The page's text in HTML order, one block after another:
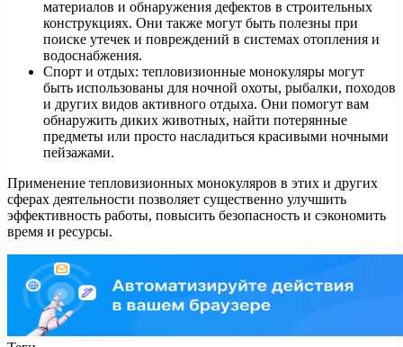
материалов и обнаружения дефектов в строительных
конструкциях. Они также могут быть полезны при
поиске утечек и повреждений в системах отопления и
водоснабжения.
Спорт и отдых: тепловизионные монокуляры могут
быть использованы для ночной охоты, рыбалки, походов
и других видов активного отдыха. Они помогут вам
обнаружить диких животных, найти потерянные
предметы или просто насладиться красивыми ночными
пейзажами.
Применение тепловизионных монокуляров в этих и других
сферах деятельности позволяет существенно улучшить
эффективность работы, повысить безопасность и сэкономить
время и ресурсы.